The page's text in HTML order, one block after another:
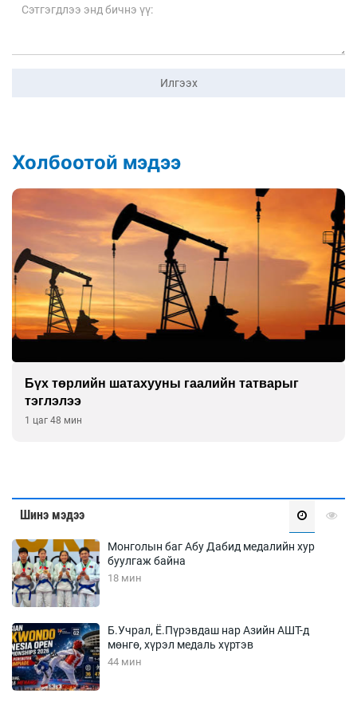
Илгээх
Холбоотой мэдээ
Бүх төрлийн шатахууны гаалийн татварыг
тэглэлээ
1 цаг 48 мин
Шинэ мэдээ
Монголын баг Абу Дабид медалийн хур
буулгаж байна
18 мин
Б.Учрал, Ё.Пүрэвдаш нар Азийн АШТ-д
мөнгө, хүрэл медаль хүртэв
44 мин